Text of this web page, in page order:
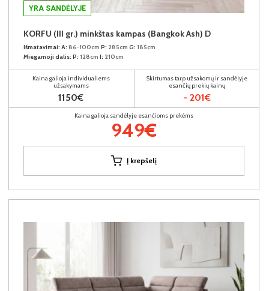
YRA SANDĖLYJE
KORFU (III gr.) minkštas kampas (Bangkok Ash) D
Išmatavimai: A: 86-100cm P: 285cm G: 185cm
Miegamoji dalis: P: 128cm I: 210cm
Kaina galioja individualiems
užsakymams
1150€
Skirtumas tarp užsakomų ir sandėlyje
esančių prekių kainų
- 201€
Kaina galioja sandėlyje esančioms prekėms
949€
Į krepšelį